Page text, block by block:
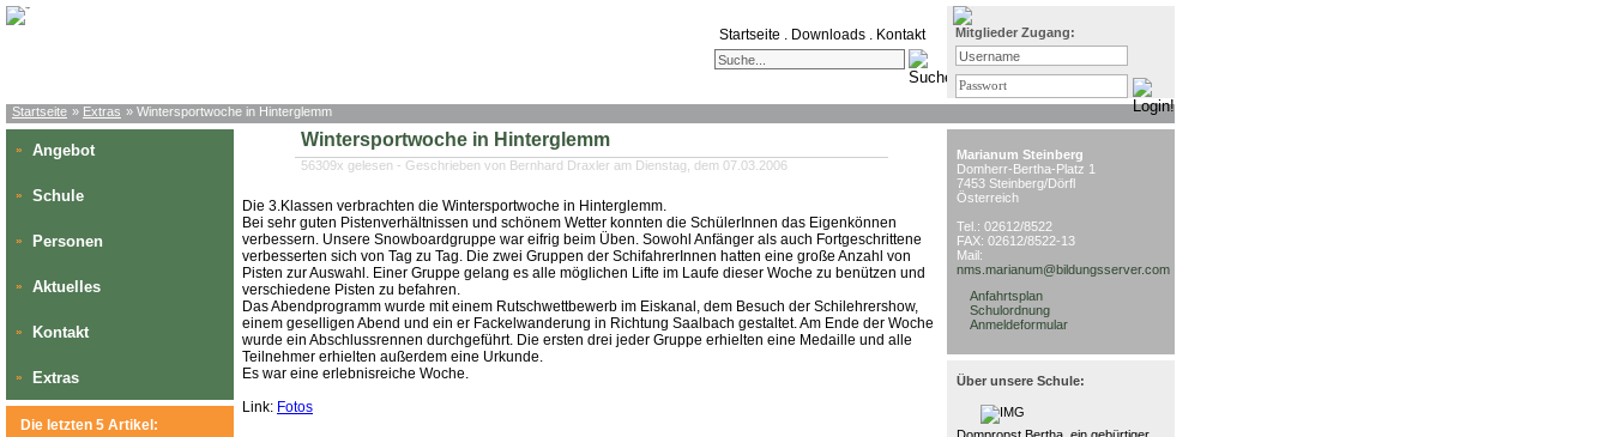
Startseite . Downloads . Kontakt Mitglieder Zugang:
Startseite » Extras » Wintersportwoche in Hinterglemm
» Angebot
» Schule
» Personen
» Aktuelles
» Kontakt
» Extras
Die letzten 5 Artikel:
Wintersportwoche in Hinterglemm
56309x gelesen - Geschrieben von Bernhard Draxler am Dienstag, dem 07.03.2006
Die 3.Klassen verbrachten die Wintersportwoche in Hinterglemm.
Bei sehr guten Pistenverhältnissen und schönem Wetter konnten die SchülerInnen das Eigenkönnen
verbessern. Unsere Snowboardgruppe war eifrig beim Üben. Sowohl Anfänger als auch Fortgeschrittene
verbesserten sich von Tag zu Tag. Die zwei Gruppen der SchifahrerInnen hatten eine große Anzahl von
Pisten zur Auswahl. Einer Gruppe gelang es alle möglichen Lifte im Laufe dieser Woche zu benützen und
verschiedene Pisten zu befahren.
Das Abendprogramm wurde mit einem Rutschwettbewerb im Eiskanal, dem Besuch der Schilehrershow,
einem geselligen Abend und ein er Fackelwanderung in Richtung Saalbach gestaltet. Am Ende der Woche
wurde ein Abschlussrennen durchgeführt. Die ersten drei jeder Gruppe erhielten eine Medaille und alle
Teilnehmer erhielten außerdem eine Urkunde.
Es war eine erlebnisreiche Woche.
Link: Fotos
Marianum Steinberg
Domherr-Bertha-Platz 1
7453 Steinberg/Dörfl
Österreich
Tel.: 02612/8522
FAX: 02612/8522-13
Mail:
nms.marianum@bildungsserver.com
Anfahrtsplan
Schulordnung
Anmeldeformular
Über unsere Schule: